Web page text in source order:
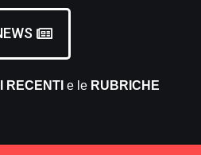
RECENTI e le RUBRICHE